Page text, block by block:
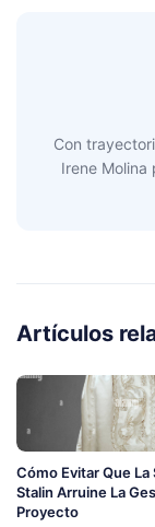
Con
Irene Molina
Artículos
Cómo Evitar Que La
Stalin Arruine La
Proyecto